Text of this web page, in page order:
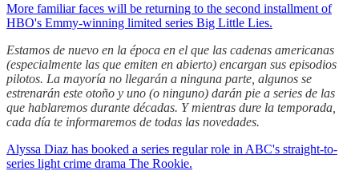
More familiar faces will be returning to the second installment of
HBO's Emmy-winning limited series Big Little Lies.
Estamos de nuevo en la época en el que las cadenas americanas
(especialmente las que emiten en abierto) encargan sus episodios
pilotos. La mayoría no llegarán a ninguna parte, algunos se
estrenarán este otoño y uno (o ninguno) darán pie a series de las
que hablaremos durante décadas. Y mientras dure la temporada,
cada día te informaremos de todas las novedades.
Alyssa Diaz has booked a series regular role in ABC's straight-to-
series light crime drama The Rookie.